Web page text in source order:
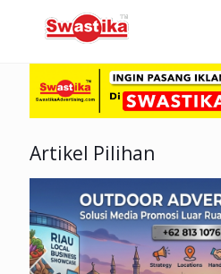
Artikel Pilihan